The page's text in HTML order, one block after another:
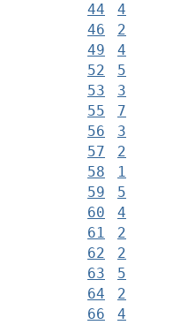
44
4
46
2
49
4
52
5
53
3
55
7
56
3
57
2
58
1
59
5
60
4
61
2
62
2
63
5
64
2
66
4